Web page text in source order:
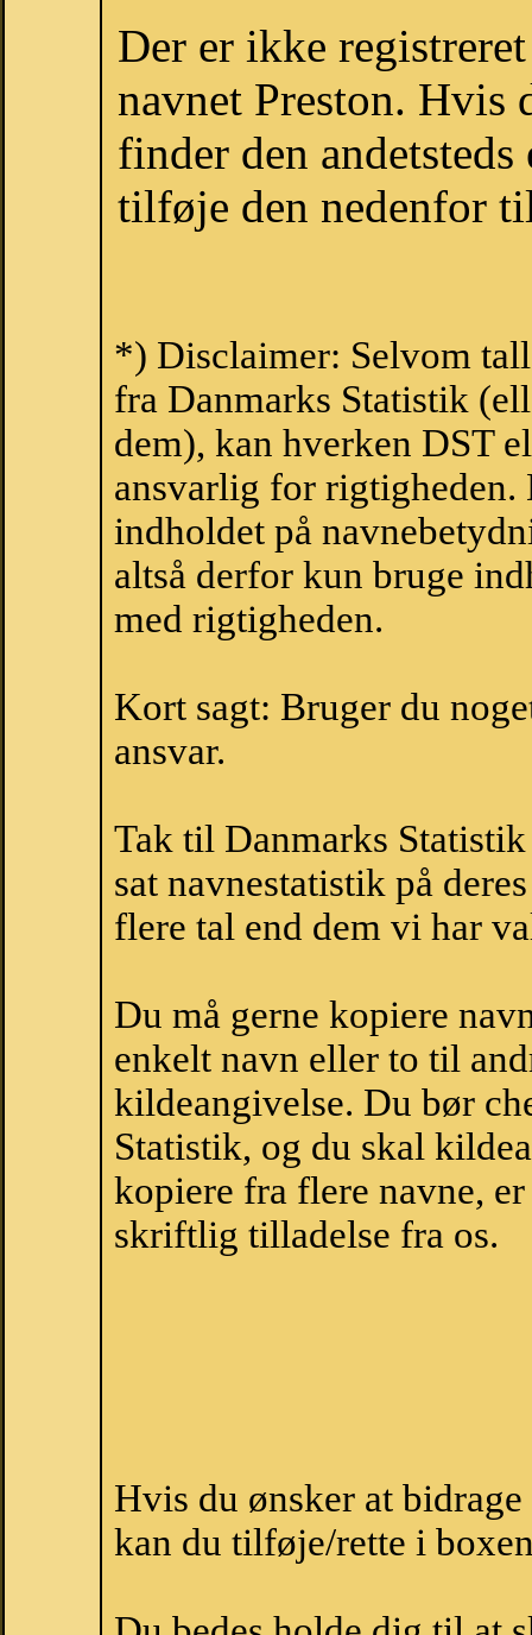
Der er ikke
navnet Preston. Hvis
finder den
tilføje den nedenfor
*) Disclaimer: Selvom
fra Danmarks Statistik
dem), kan hverken DST
ansvarlig for
indholdet på
altså derfor kun bruge
med rigtigheden.
Kort sagt: Bruger du
ansvar.
Tak til Danmarks
sat navnestatistik på
flere tal end dem vi har
Du må gerne kopiere
enkelt navn eller to til
kildeangivelse. Du bør
Statistik, og du skal
kopiere fra flere navne,
skriftlig tilladelse fra os.
Hvis du ønsker at
kan du tilføje/rette i